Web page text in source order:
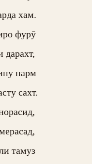
хам.
фурӯ
дарахт,
нарм
сахт.
тамуз